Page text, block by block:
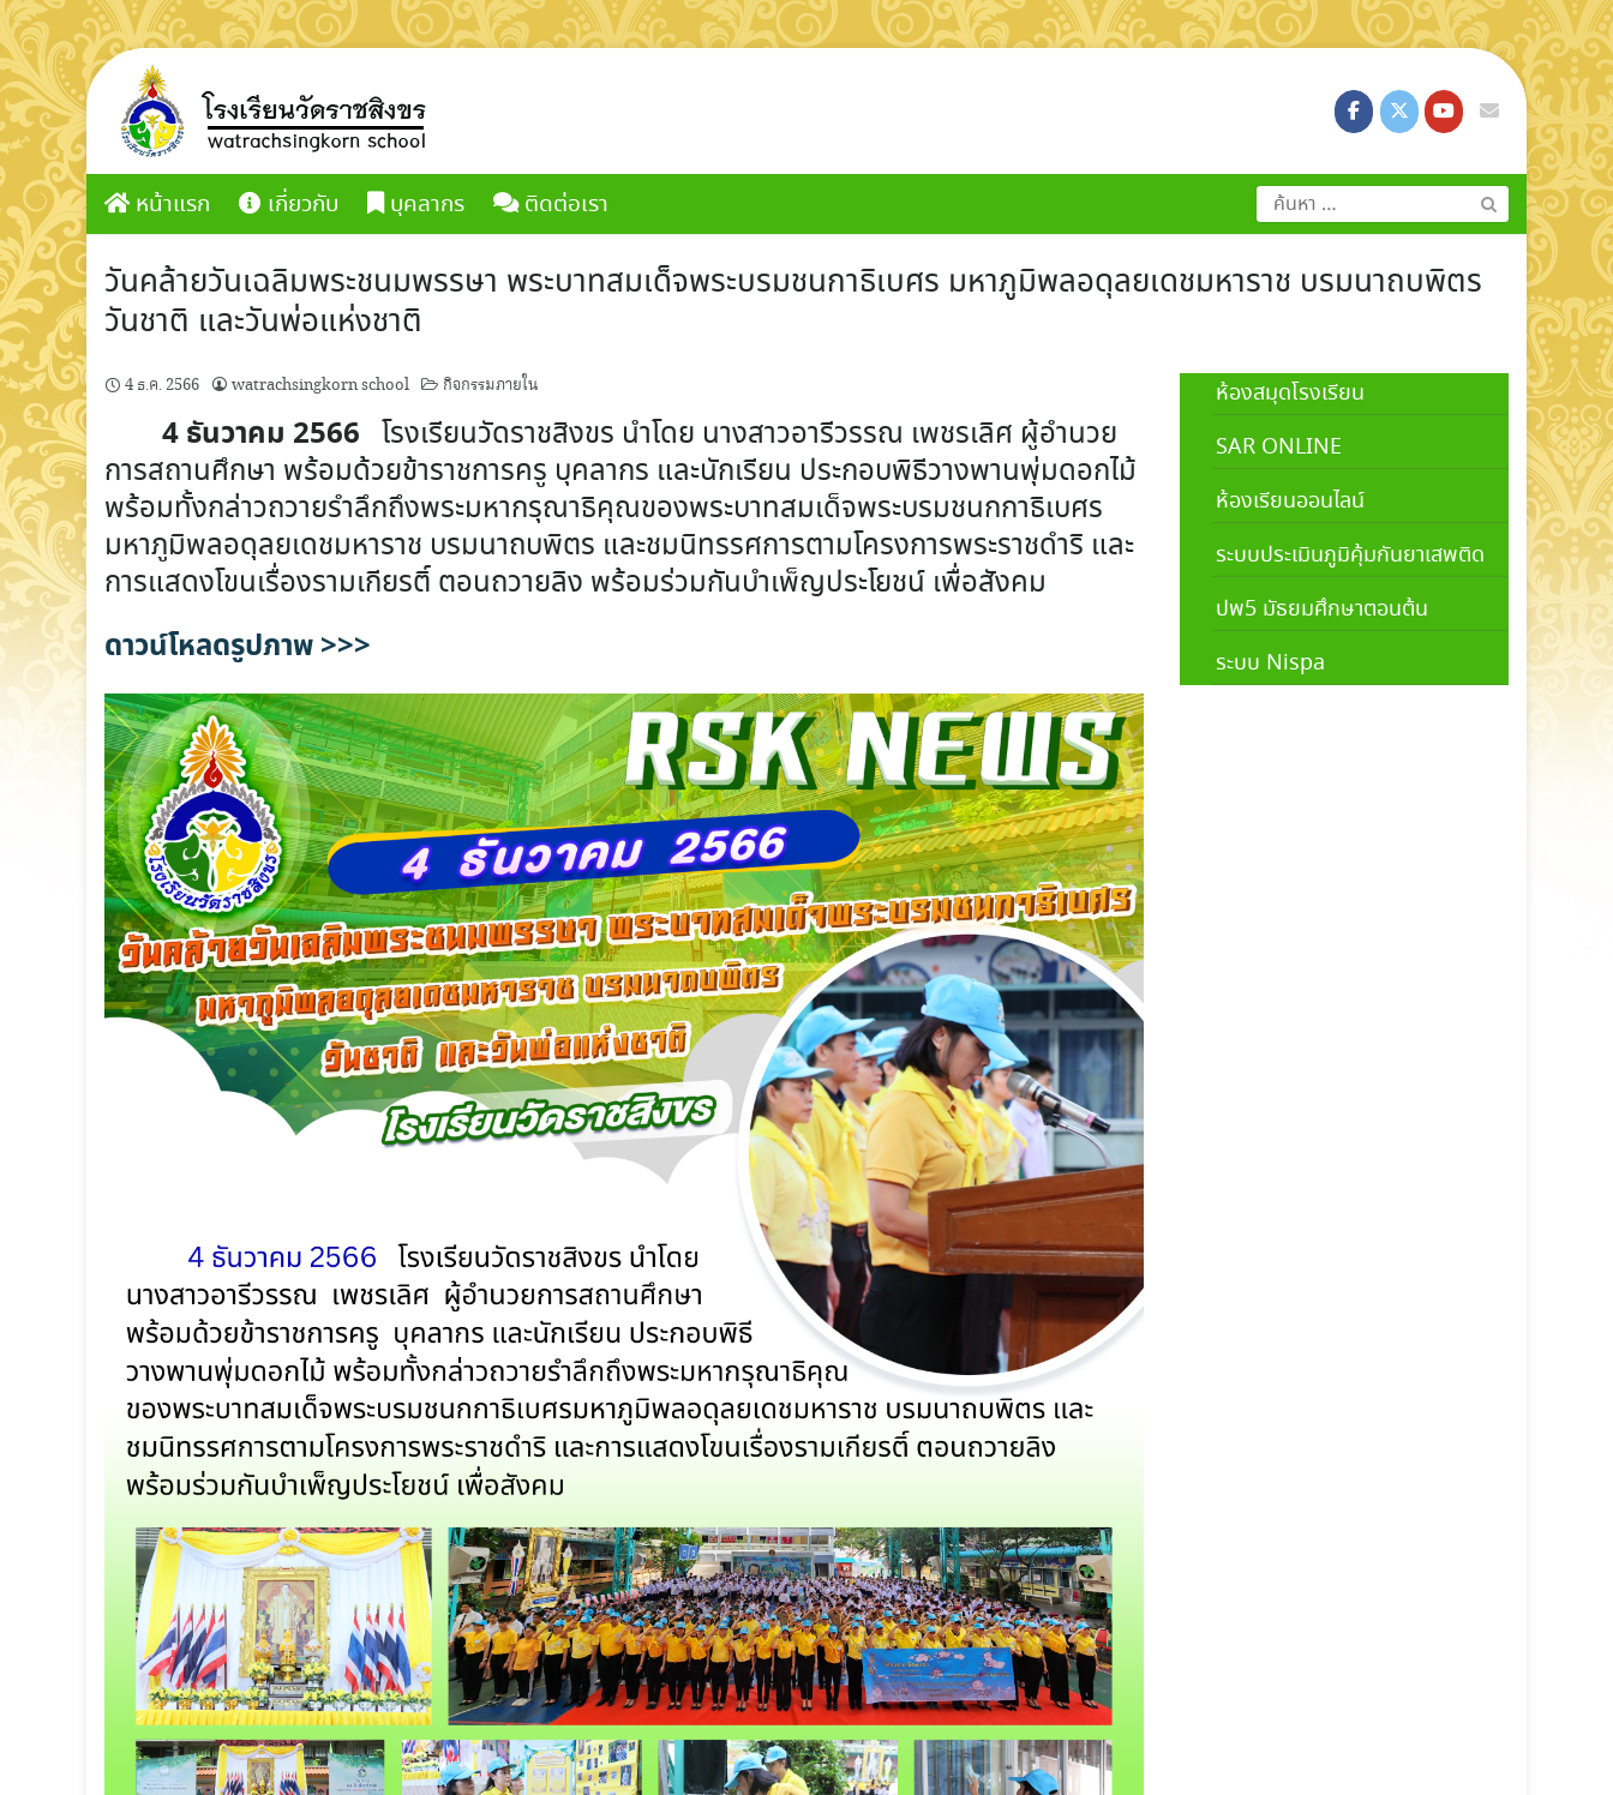
Skip
to
content
หน้าแรก เกี่ยวกับ บุคลากร ติดต่อเรา
ค้นหา
สำหรับ:
วันคล้ายวันเฉลิมพระชนมพรรษา พระบาทสมเด็จพระบรมชนกาธิเบศร มหาภูมิพลอดุลยเดชมหาราช บรมนาถบพิตร
วันชาติ และวันพ่อแห่งชาติ
4 ธ.ค. 2566 watrachsingkorn school กิจกรรมภายใน
4 ธันวาคม 2566 โรงเรียนวัดราชสิงขร นำโดย นางสาวอารีวรรณ เพชรเลิศ ผู้อำนวย
การสถานศึกษา พร้อมด้วยข้าราชการครู บุคลากร และนักเรียน ประกอบพิธีวางพานพุ่มดอกไม้
พร้อมทั้งกล่าวถวายรำลึกถึงพระมหากรุณาธิคุณของพระบาทสมเด็จพระบรมชนกกาธิเบศร
มหาภูมิพลอดุลยเดชมหาราช บรมนาถบพิตร และชมนิทรรศการตามโครงการพระราชดำริ และ
การแสดงโขนเรื่องรามเกียรติ์ ตอนถวายลิง พร้อมร่วมกันบำเพ็ญประโยชน์ เพื่อสังคม
ดาวน์โหลดรูปภาพ >>>
ห้องสมุดโรงเรียน
SAR ONLINE
ห้องเรียนออนไลน์
ระบบประเมินภูมิคุ้มกันยาเสพติด
ปพ5 มัธยมศึกษาตอนต้น
ระบบ Nispa